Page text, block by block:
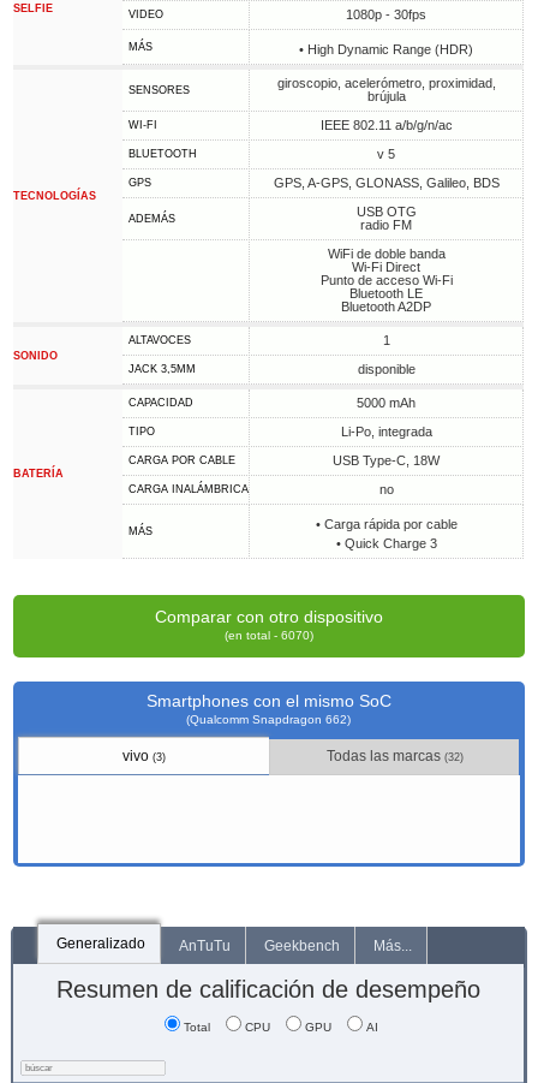
SELFIE VIDEO 1080p - 30fps
MÁS • High Dynamic Range (HDR)
TECNOLOGÍAS
SENSORES
giroscopio, acelerómetro, proximidad,
brújula
WI-FI IEEE 802.11 a/b/g/n/ac
BLUETOOTH v 5
GPS GPS, A-GPS, GLONASS, Galileo, BDS
ADEMÁS
USB OTG
radio FM
WiFi de doble banda
Wi-Fi Direct
Punto de acceso Wi-Fi
Bluetooth LE
Bluetooth A2DP
SONIDO
ALTAVOCES 1
JACK 3,5MM disponible
BATERÍA
CAPACIDAD 5000 mAh
TIPO Li-Po, integrada
CARGA POR CABLE USB Type-C, 18W
CARGA INALÁMBRICA no
MÁS
• Carga rápida por cable
• Quick Charge 3
Comparar con otro dispositivo
(en total - 6070)
Smartphones con el mismo SoC
(Qualcomm Snapdragon 662)
vivo(3) Todas las marcas (32)
Generalizado AnTuTu Geekbench Más...
Resumen de calificación de desempeño
Total CPU GPU AI